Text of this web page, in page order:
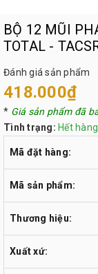
BỘ 12 MŨI
TOTAL -
Đánh giá sản phẩm
418.000₫
* Giá sản phẩm đã
Tình trạng: Hết hàng
Mã đặt hàng:
Mã sản phẩm:
Thương hiệu:
Xuất xứ: